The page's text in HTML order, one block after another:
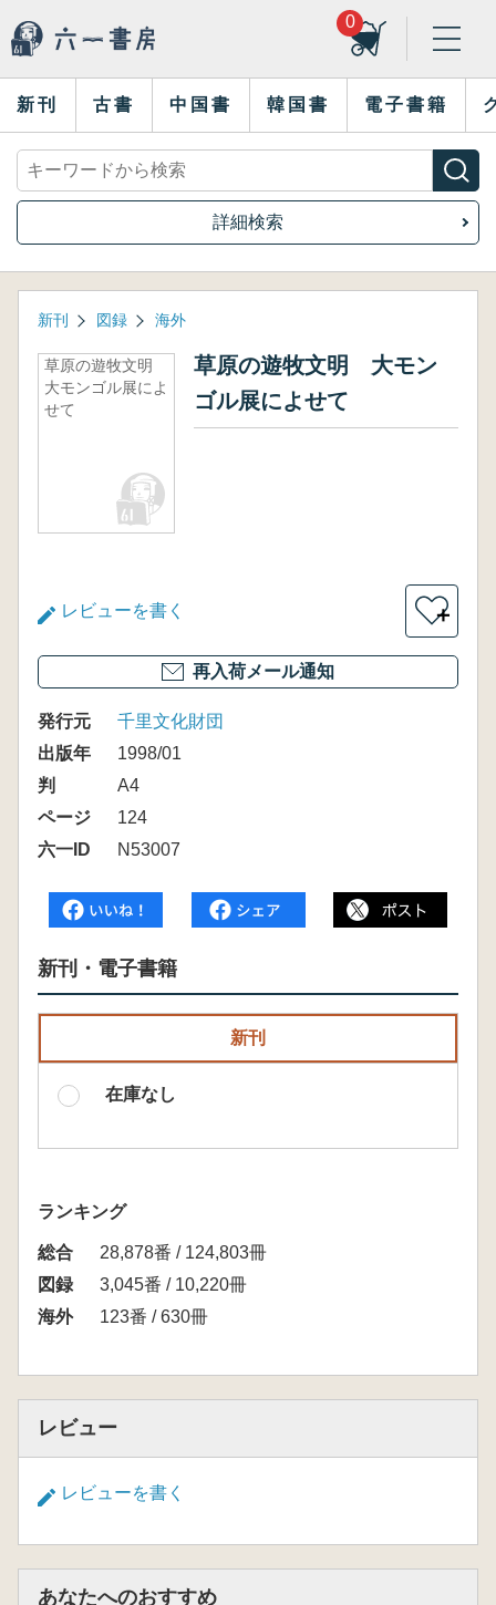
0
新刊 古書 中国書 韓国書 電子書籍
詳細検索
新刊 図録 海外
草原の遊牧文明
大モンゴル展によ
せて
草原の遊牧文明 大モン
ゴル展によせて
レビューを書く ＋
再入荷メール通知
発行元
千里文化財団
出版年
1998/01
判
A4
ページ
124
六一ID
N53007
新刊・電子書籍
新刊
在庫なし
ランキング
総合
28,878番 / 124,803冊
図録
3,045番 / 10,220冊
海外
123番 / 630冊
レビュー
レビューを書く
あなたへのおすすめ